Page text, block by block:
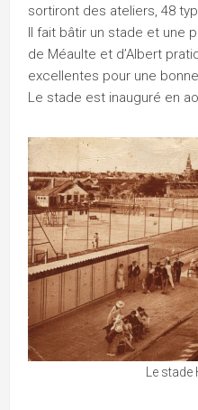
sortiront des ateliers, 48
Il fait bâtir un stade et une
de Méaulte et d’Albert
excellentes pour une
Le stade est inauguré en
Le stade